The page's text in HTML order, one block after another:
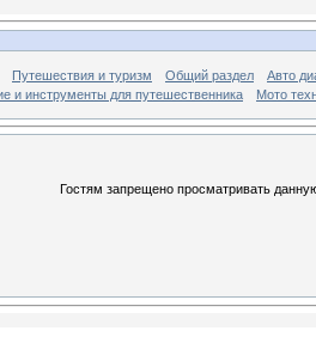
Путешествия и туризм Общий раздел
Авто
и инструменты для путешественника
Мото
Гостям запрещено просматривать